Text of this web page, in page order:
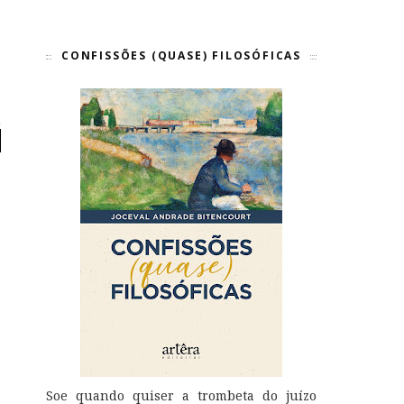
CONFISSÕES (QUASE) FILOSÓFICAS
Soe quando quiser a trombeta do juízo